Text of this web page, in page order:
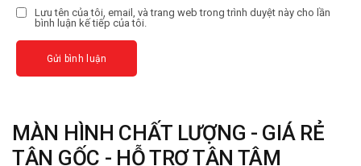
Lưu tên của tôi, email, và trang web trong trình duyệt này cho lần
bình luận kế tiếp của tôi.
MÀN HÌNH CHẤT LƯỢNG - GIÁ RẺ
TẬN GỐC - HỖ TRỢ TẬN TÂM